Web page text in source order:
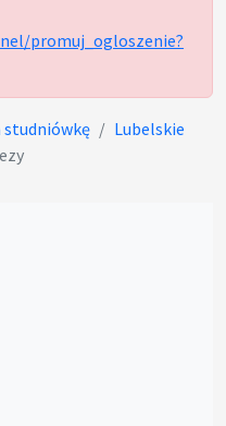
promuj_ogloszenie?
studniówkę
Lubelskie